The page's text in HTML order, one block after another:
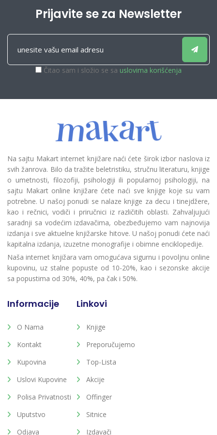
Prijavite se za Newsletter
Čitao sam i složio se sa uslovima korišćenja
Na sajtu Makart internet knjižare naći ćete širok izbor naslova iz
svih žanrova. Bilo da tražite beletristiku, stručnu literaturu, knjige
o umetnosti, filozofiji, psihologiji ili popularnoj psihologiji, na
sajtu Makart online knjižare ćete naći sve knjige koje su vam
potrebne. U našoj ponudi se nalaze knjige za decu i tinejdžere,
kao i rečnici, vodiči i priručnici iz različitih oblasti. Zahvaljujući
saradnji sa vodećim izdavačima, obezbeđujemo vam najnovija
izdanja i sve aktuelne knjižarske hitove. U našoj ponudi ćete naći
kapitalna izdanja, izuzetne monografije i obimne enciklopedije.
Naša internet knjižara vam omogućava sigurnu i povoljnu online
kupovinu, uz stalne popuste od 10-20%, kao i sezonske akcije
sa popustima od 30%, 40%, pa čak i 50%.
Informacije
O Nama
Kontakt
Kupovina
Uslovi Kupovine
Polisa Privatnosti
Uputstvo
Odjava
Linkovi
Knjige
Preporučujemo
Top-Lista
Akcije
Offinger
Sitnice
Izdavači